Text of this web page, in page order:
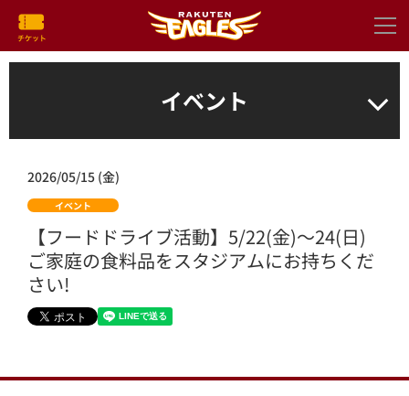
イベント
2026/05/15 (金)
イベント
【フードドライブ活動】5/22(金)～24(日)
ご家庭の食料品をスタジアムにお持ちくだ
さい!